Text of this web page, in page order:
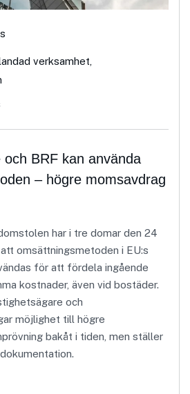
verksamhet,
och BRF kan använda
– högre momsavdrag
har i tre domar den 24
omsättningsmetoden i EU:s
för att fördela ingående
kostnader, även vid bostäder.
och
möjlighet till högre
bakåt i tiden, men ställer